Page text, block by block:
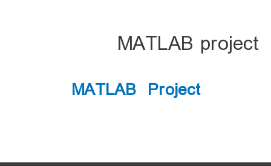
MATLAB project
MATLAB Project